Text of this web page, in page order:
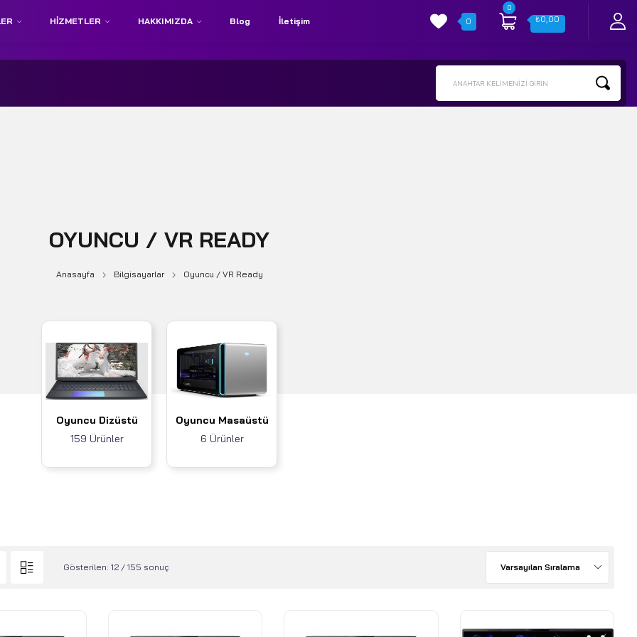
ANAHTAR KELIMENIZI GIRIN
HIZMETLER HAKKIMIZDA Blog İletişim 0
0
₺0,00
OYUNCU / VR READY
Anasayfa Bilgisayarlar Oyuncu / VR Ready
Oyuncu Dizüstü
159 Ürünler
Oyuncu Masaüstü
6 Ürünler
Gösterilen: 12 / 155 sonuç Varsayılan Sıralama